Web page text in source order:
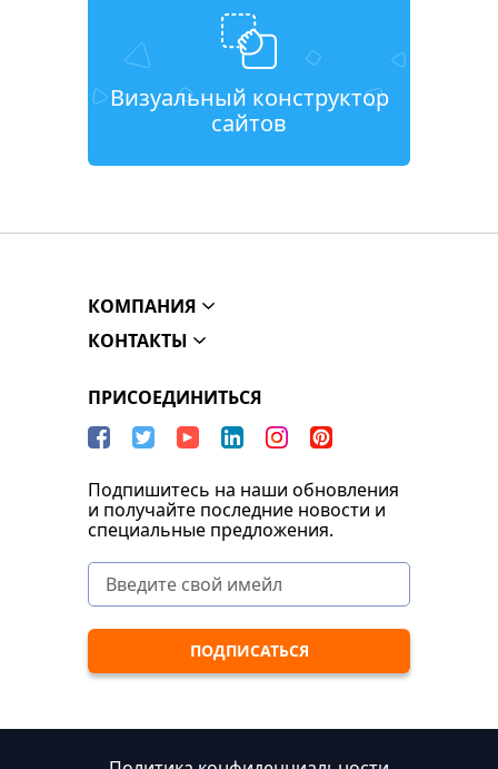
Визуальный конструктор
сайтов
КОМПАНИЯ
КОНТАКТЫ
ПРИСОЕДИНИТЬСЯ
Подпишитесь на наши обновления
и получайте последние новости и
специальные предложения.